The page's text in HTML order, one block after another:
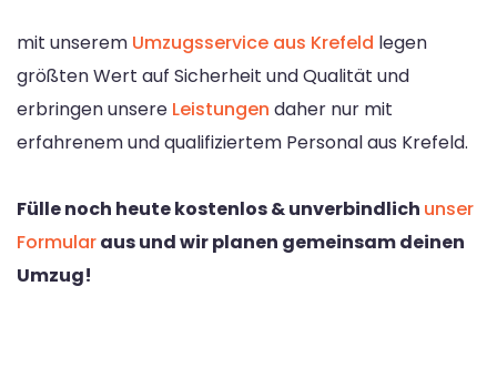
mit unserem Umzugsservice aus Krefeld legen
größten Wert auf Sicherheit und Qualität und
erbringen unsere Leistungen daher nur mit
erfahrenem und qualifiziertem Personal aus Krefeld.
Fülle noch heute kostenlos & unverbindlich unser
Formularaus und wir planen gemeinsam deinen
Umzug!